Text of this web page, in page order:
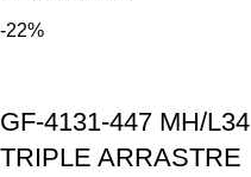
-22%
GF-4131-447 MH/L34
TRIPLE ARRASTRE